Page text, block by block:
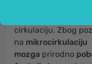
cirkulaciju. Zbog
na mikrocirkulaciju
mozga prirodno